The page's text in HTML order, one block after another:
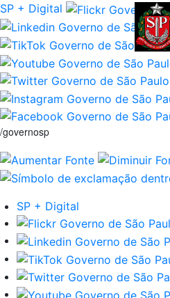
SP + Digital
/governosp
SP + Digital